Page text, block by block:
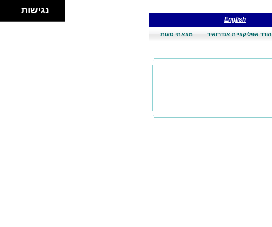
English
הורד אפליקציית אנדרואיד מצאתי טעות
נגישות